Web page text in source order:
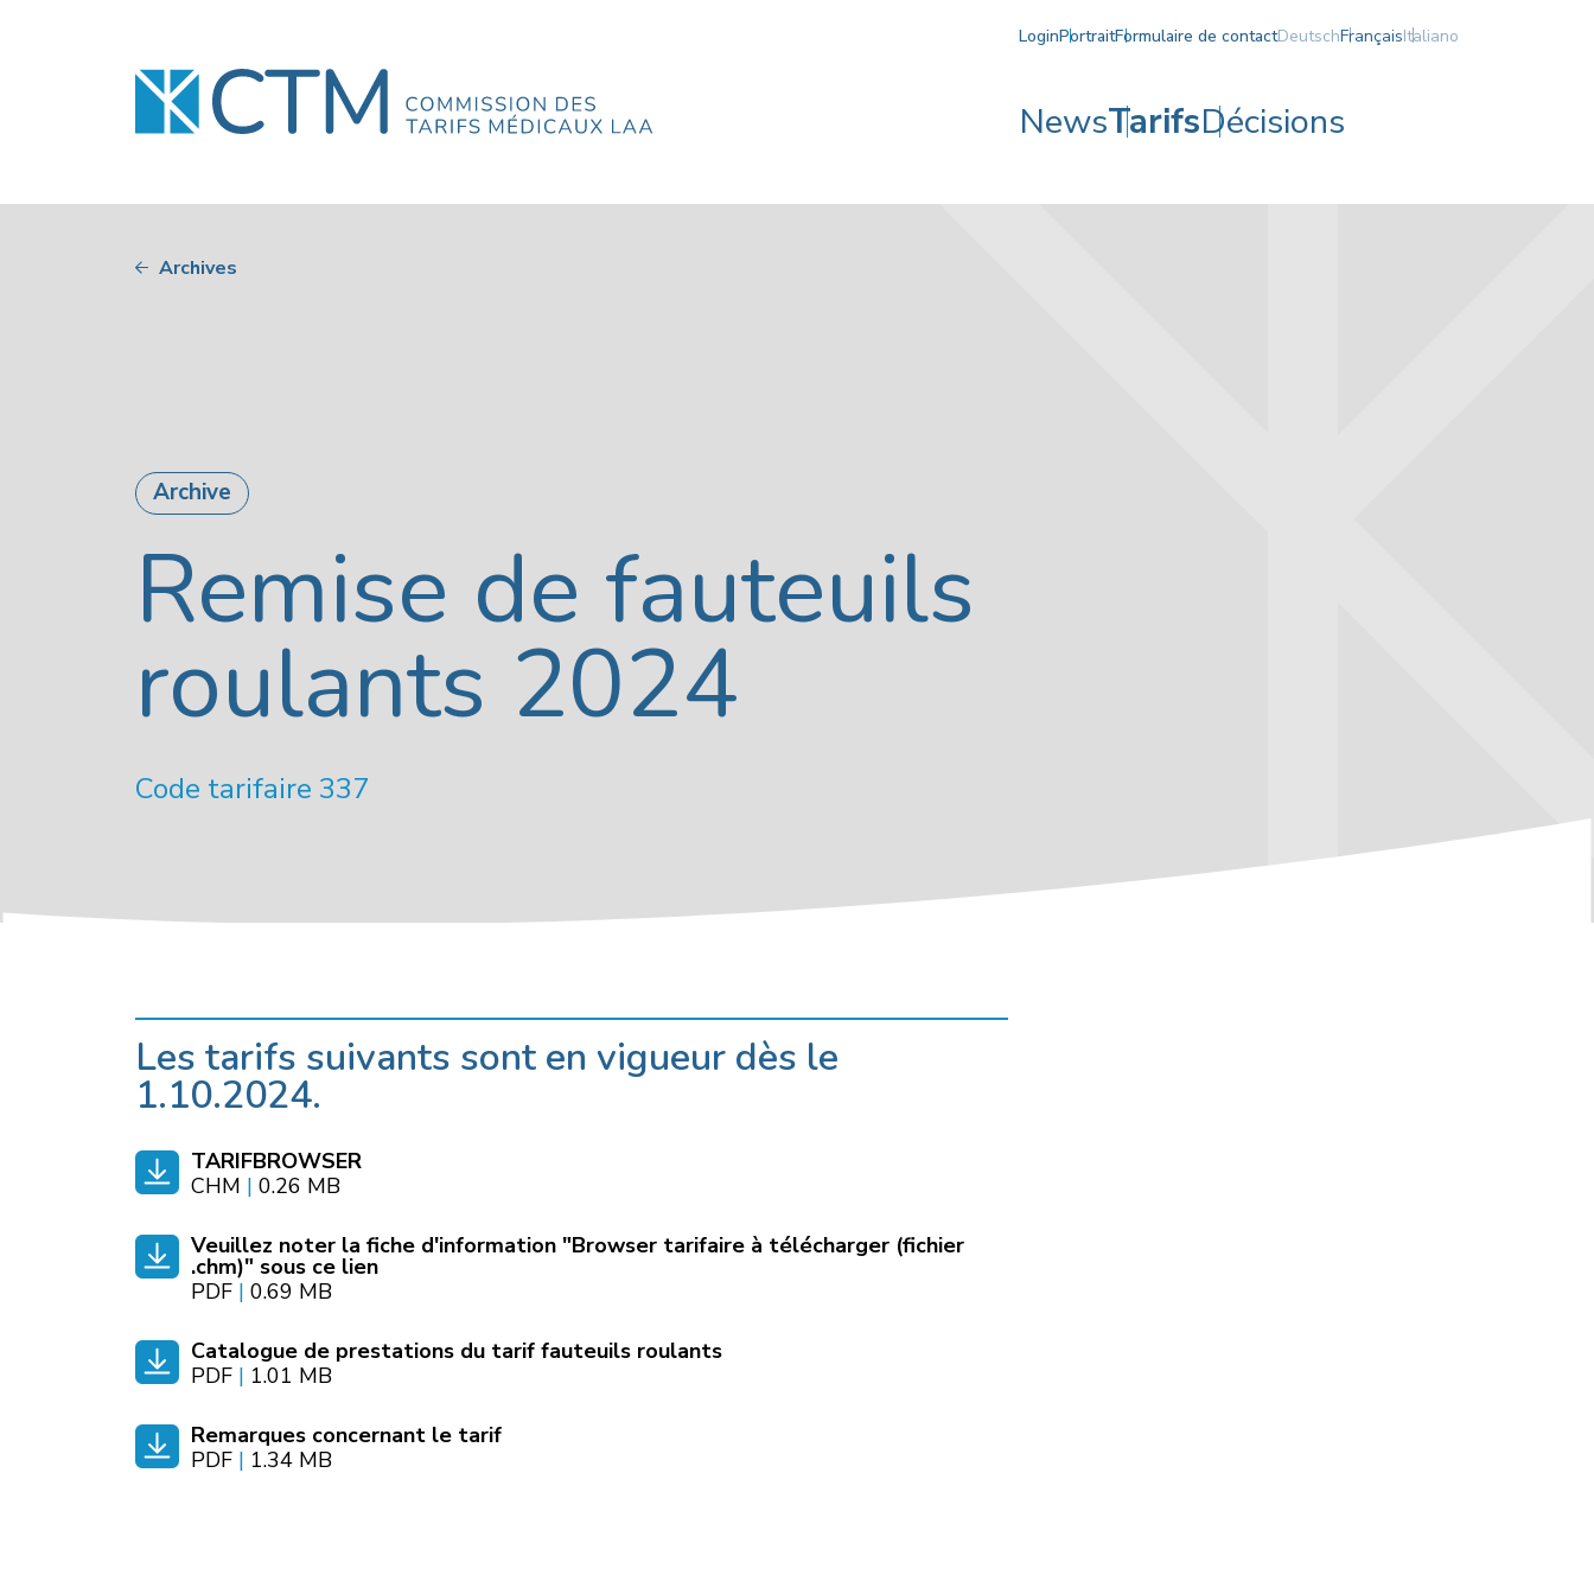
NewsTarifsDécisions
LoginPortraitFormulaire de contactDeutschFrançaisItaliano
Archives
Archive
Remise de fauteuils
roulants 2024
Code tarifaire 337
Les tarifs suivants sont en vigueur dès le
1.10.2024.
TARIFBROWSER
CHM | 0.26 MB
Veuillez noter la fiche d'information "Browser tarifaire à télécharger (fichier
.chm)" sous ce lien
PDF | 0.69 MB
Catalogue de prestations du tarif fauteuils roulants
PDF | 1.01 MB
Remarques concernant le tarif
PDF | 1.34 MB